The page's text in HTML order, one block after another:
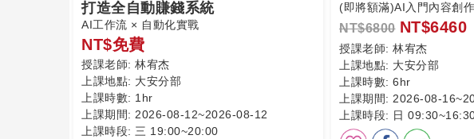
打造全自動賺錢系統
AI工作流 × 自動化實戰
NT$免費
授課老師: 林宥杰
上課地點: 大安分部
上課時數: 1hr
上課期間: 2026-08-12~2026-08-12
上課時段: 三 19:00~20:00
(即將額滿)AI入門內容創
NT$6800 NT$6460
授課老師: 林宥杰
上課地點: 大安分部
上課時數: 6hr
上課期間: 2026-08-
上課時段: 日